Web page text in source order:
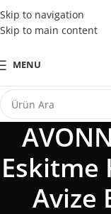
Skip to navigation
Skip to main content
Tüm Kredi
MENU
Eskitme
Avize